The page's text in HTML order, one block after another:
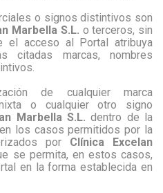
o signos distintivos son
Marbella S.L. o terceros, sin
el acceso al Portal atribuya
citadas marcas, nombres
de cualquier marca
o cualquier otro signo
Marbella S.L.dentro de la
los casos permitidos por la
por Clínica Excelan
se permita, en estos casos,
en la forma establecida en